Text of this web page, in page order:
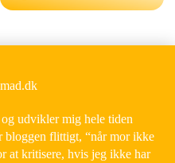
udvikler mig hele tiden
flittigt, “når mor ikke
at kritisere, hvis jeg ikke har